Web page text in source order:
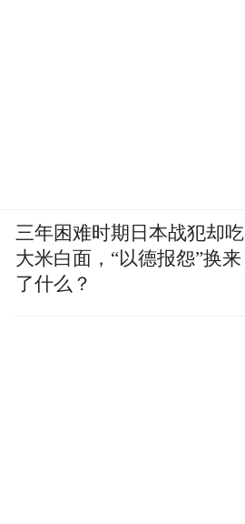
三年困难时期日本战犯却吃
大米白面，“以德报怨”换来
了什么？